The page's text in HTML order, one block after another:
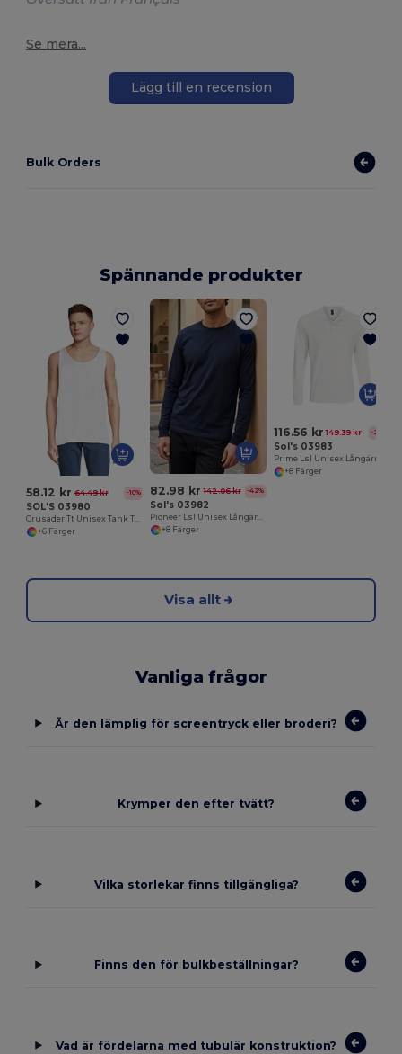
Se mera...
Lägg till en recension
Bulk Orders
Spännande produkter
58.12 kr 64.49 kr -10%
SOL'S 03980
+6 Färger
82.98 kr 142.06 kr -42%
Sol's 03982
+8 Färger
116.56 kr 149.39 kr -22%
Sol's 03983
+8 Färger
Visa allt
Vanliga frågor
Är den lämplig för screentryck eller broderi?
Krymper den efter tvätt?
Vilka storlekar finns tillgängliga?
Finns den för bulkbeställningar?
Vad är fördelarna med tubulär konstruktion?